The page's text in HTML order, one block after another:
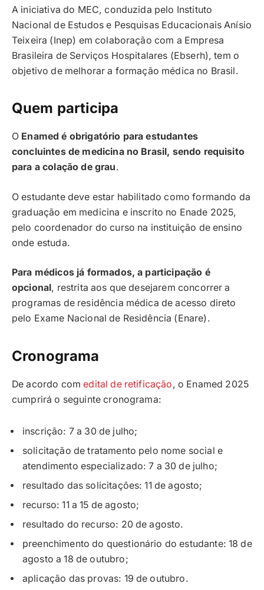
A iniciativa do MEC, conduzida pelo Instituto
Nacional de Estudos e Pesquisas Educacionais Anísio
Teixeira (Inep) em colaboração com a Empresa
Brasileira de Serviços Hospitalares (Ebserh), tem o
objetivo de melhorar a formação médica no Brasil.
Quem participa
O Enamed é obrigatório para estudantes
concluintes de medicina no Brasil, sendo requisito
para a colação de grau.
O estudante deve estar habilitado como formando da
graduação em medicina e inscrito no Enade 2025,
pelo coordenador do curso na instituição de ensino
onde estuda.
Para médicos já formados, a participação é
opcional, restrita aos que desejarem concorrer a
programas de residência médica de acesso direto
pelo Exame Nacional de Residência (Enare).
Cronograma
De acordo comedital de retificação, o Enamed 2025
cumprirá o seguinte cronograma:
inscrição: 7 a 30 de julho;
solicitação de tratamento pelo nome social e
atendimento especializado: 7 a 30 de julho;
resultado das solicitações: 11 de agosto;
recurso: 11 a 15 de agosto;
resultado do recurso: 20 de agosto.
preenchimento do questionário do estudante: 18 de
agosto a 18 de outubro;
aplicação das provas: 19 de outubro.